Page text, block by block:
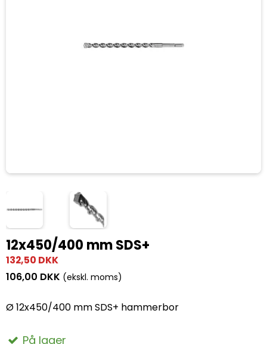
12x450/400 mm SDS+
132,50 DKK
106,00 DKK (ekskl. moms)
Ø 12x450/400 mm SDS+ hammerbor
På lager